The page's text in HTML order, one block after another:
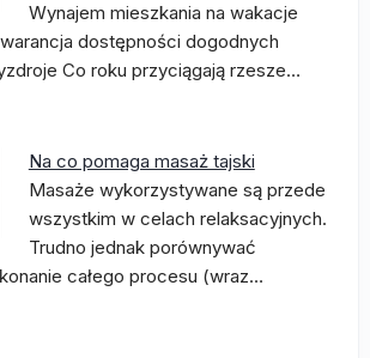
Wynajem mieszkania na wakacje
dostępności dogodnych
Co roku przyciągają rzesze…
Na co pomaga masaż tajski
Masaże wykorzystywane są przede
wszystkim w celach relaksacyjnych.
Trudno jednak porównywać
całego procesu (wraz…